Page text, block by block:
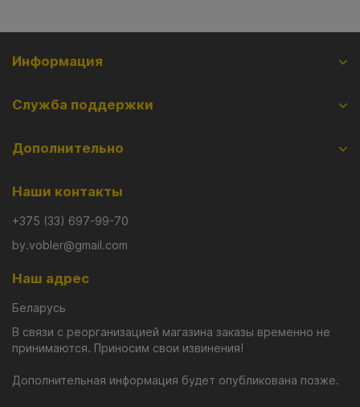
Информация
Служба поддержки
Дополнительно
Наши контакты
+375 (33) 697-99-70
by.vobler@gmail.com
Наш адрес
Беларусь
В связи с реорганизацией магазина заказы временно не
принимаются. Приносим свои извинения!
Дополнительная информация будет опубликована позже.